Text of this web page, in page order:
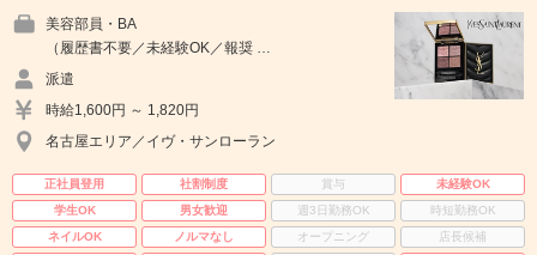
美容部員・BA
（履歴書不要／未経験OK／報奨 …
派遣
時給1,600円 ～ 1,820円
名古屋エリア／イヴ・サンローラン
正社員登用 社割制度 賞与
未経験OK
学生OK
男女歓迎 週3日勤務OK
時短勤務OK
ネイルOK
ノルマなし オープニング
店長候補